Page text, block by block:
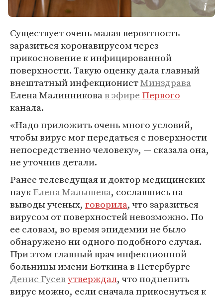
Существует очень малая вероятность
заразиться коронавирусом через
прикосновение к инфицированной
поверхности. Такую оценку дала главный
внештатный инфекционистМинздрава
Елена Малинниковав эфире Первого
канала.
«Надо приложить очень много условий,
чтобы вирус мог передаться с поверхности
непосредственно человеку», — сказала она,
не уточнив детали.
Ранее телеведущая и доктор медицинских
наукЕлена Малышева, сославшись на
выводы ученых, говорила, что заразиться
вирусом от поверхностей невозможно. По
ее словам, во время эпидемии не было
обнаружено ни одного подобного случая.
При этом главный врач инфекционной
больницы имени Боткина в Петербурге
Денис Гусевутверждал, что подцепить
вирус можно, если сначала прикоснуться к